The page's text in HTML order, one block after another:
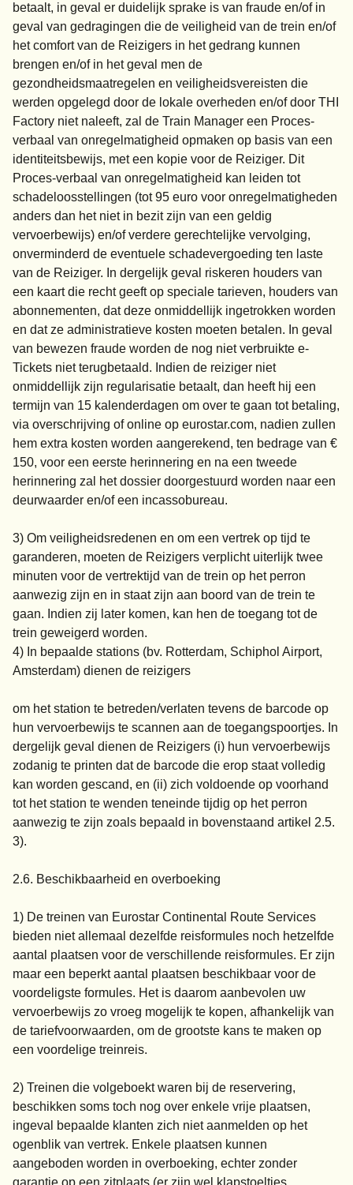
betaalt, in geval er duidelijk sprake is van fraude en/of in
geval van gedragingen die de veiligheid van de trein en/of
het comfort van de Reizigers in het gedrang kunnen
brengen en/of in het geval men de
gezondheidsmaatregelen en veiligheidsvereisten die
werden opgelegd door de lokale overheden en/of door THI
Factory niet naleeft, zal de Train Manager een Proces-
verbaal van onregelmatigheid opmaken op basis van een
identiteitsbewijs, met een kopie voor de Reiziger. Dit
Proces-verbaal van onregelmatigheid kan leiden tot
schadeloosstellingen (tot 95 euro voor onregelmatigheden
anders dan het niet in bezit zijn van een geldig
vervoerbewijs) en/of verdere gerechtelijke vervolging,
onverminderd de eventuele schadevergoeding ten laste
van de Reiziger. In dergelijk geval riskeren houders van
een kaart die recht geeft op speciale tarieven, houders van
abonnementen, dat deze onmiddellijk ingetrokken worden
en dat ze administratieve kosten moeten betalen. In geval
van bewezen fraude worden de nog niet verbruikte e-
Tickets niet terugbetaald. Indien de reiziger niet
onmiddellijk zijn regularisatie betaalt, dan heeft hij een
termijn van 15 kalenderdagen om over te gaan tot betaling,
via overschrijving of online op eurostar.com, nadien zullen
hem extra kosten worden aangerekend, ten bedrage van €
150, voor een eerste herinnering en na een tweede
herinnering zal het dossier doorgestuurd worden naar een
deurwaarder en/of een incassobureau.
3) Om veiligheidsredenen en om een vertrek op tijd te
garanderen, moeten de Reizigers verplicht uiterlijk twee
minuten voor de vertrektijd van de trein op het perron
aanwezig zijn en in staat zijn aan boord van de trein te
gaan. Indien zij later komen, kan hen de toegang tot de
trein geweigerd worden.
4) In bepaalde stations (bv. Rotterdam, Schiphol Airport,
Amsterdam) dienen de reizigers
om het station te betreden/verlaten tevens de barcode op
hun vervoerbewijs te scannen aan de toegangspoortjes. In
dergelijk geval dienen de Reizigers (i) hun vervoerbewijs
zodanig te printen dat de barcode die erop staat volledig
kan worden gescand, en (ii) zich voldoende op voorhand
tot het station te wenden teneinde tijdig op het perron
aanwezig te zijn zoals bepaald in bovenstaand artikel 2.5.
3).
2.6. Beschikbaarheid en overboeking
1) De treinen van Eurostar Continental Route Services
bieden niet allemaal dezelfde reisformules noch hetzelfde
aantal plaatsen voor de verschillende reisformules. Er zijn
maar een beperkt aantal plaatsen beschikbaar voor de
voordeligste formules. Het is daarom aanbevolen uw
vervoerbewijs zo vroeg mogelijk te kopen, afhankelijk van
de tariefvoorwaarden, om de grootste kans te maken op
een voordelige treinreis.
2) Treinen die volgeboekt waren bij de reservering,
beschikken soms toch nog over enkele vrije plaatsen,
ingeval bepaalde klanten zich niet aanmelden op het
ogenblik van vertrek. Enkele plaatsen kunnen
aangeboden worden in overboeking, echter zonder
garantie op een zitplaats (er zijn wel klapstoeltjes